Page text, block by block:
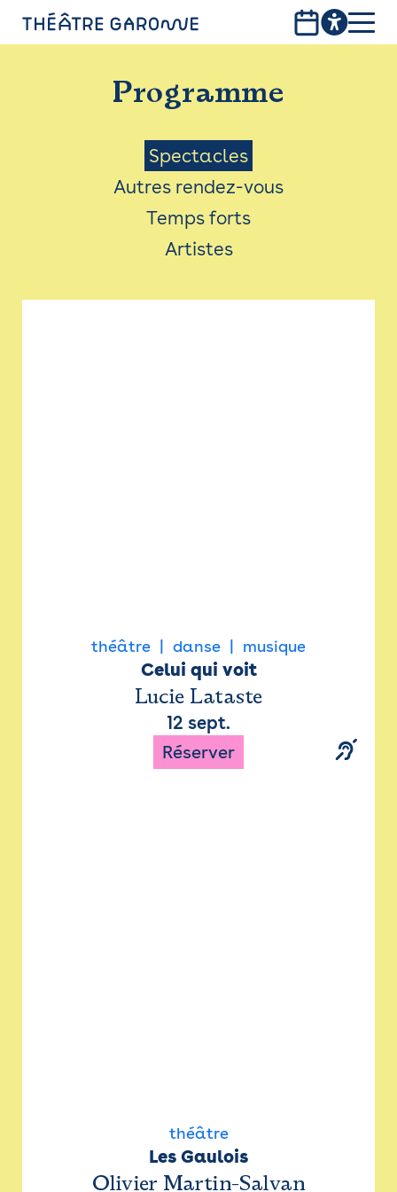
PROGRAMME
INFOS PRATIQUES
AVEC LES PUBLICS
ACCESSIBILITÉ
LES PRODUCTIONS
Programme
Menu
Saison
Spectacles
Autres rendez-vous
Temps forts
Artistes
théâtre danse musique
Celui qui voit
Lucie Lataste
12 sept.
Réserver
théâtre
Les Gaulois
Olivier Martin-Salvan